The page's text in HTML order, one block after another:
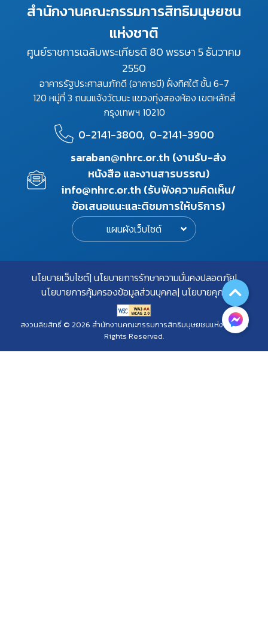
สำนักงานคณะกรรมการสิทธิมนุษยชน
แห่งชาติ
ศูนย์ราชการเฉลิมพระเกียรติ 80 พรรษา 5 ธันวาคม
2550
อาคารรัฐประศาสนภักดี (อาคารบี) ฝั่งทิศใต้ ชั้น 6-7
120 หมู่ที่ 3 ถนนแจ้งวัฒนะ แขวงทุ่งสองห้อง เขตหลักสี่
กรุงเทพฯ 10210
0-2141-3800, 0-2141-3900
saraban@nhrc.or.th (งานรับ-ส่ง
หนังสือ และงานสารบรรณ)
info@nhrc.or.th (รับฟังความคิดเห็น/
ข้อเสนอแนะและติชมการให้บริการ)
แผนผังเว็บไซต์
นโยบายเว็บไซต์ นโยบายการรักษาความมั่นคงปลอดภัย
นโยบายการคุ้มครองข้อมูลส่วนบุคคล นโยบายคุกกี้
สงวนลิขสิทธิ์ © 2026 สำนักงานคณะกรรมการสิทธิมนุษยชนแห่งชาติ. All
Rights Reserved.